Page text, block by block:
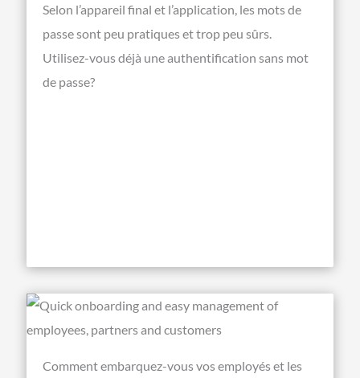
Selon l’appareil final et l’application, les mots de
passe sont peu pratiques et trop peu sûrs.
Utilisez-vous déjà une authentification sans mot
de passe?
Comment embarquez-vous vos employés et les